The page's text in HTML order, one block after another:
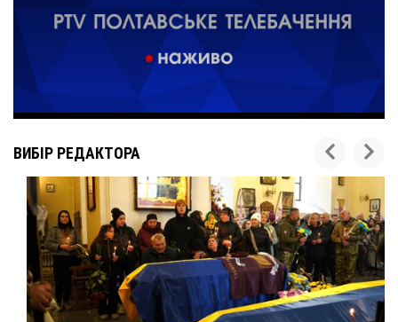
ВИБІР РЕДАКТОРА